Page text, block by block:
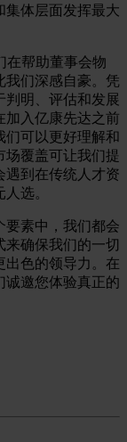
集体层面发挥最大
在帮助董事会物
我们深感自豪。凭
判明、评估和发展
加入亿康先达之前
们可以更好理解和
场覆盖可让我们提
遇到在传统人才资
选。
要素中，我们都会
确保我们的一切
出色的领导力。在
诚邀您体验真正的